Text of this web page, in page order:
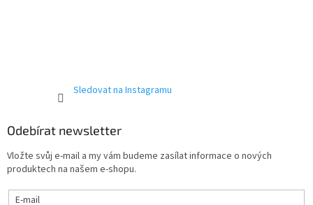
Sledovat na Instagramu
Odebírat newsletter
Vložte svůj e-mail a my vám budeme zasílat informace o nových
produktech na našem e-shopu.
E-mail